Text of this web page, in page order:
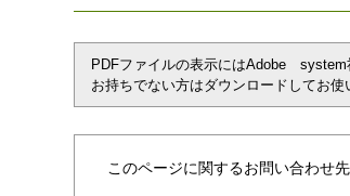
PDFファイルの表示にはAdobe system
お持ちでない方はダウンロードしてお使
このページに関するお問い合わせ先